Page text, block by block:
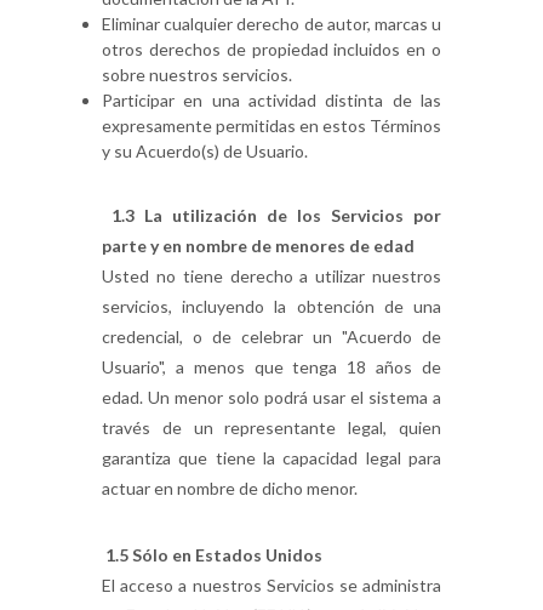
Eliminar cualquier derecho de autor, marcas u
otros derechos de propiedad incluidos en o
sobre nuestros servicios.
Participar en una actividad distinta de las
expresamente permitidas en estos Términos
y su Acuerdo(s) de Usuario.
1.3 La utilización de los Servicios por
parte y en nombre de menores de edad
Usted no tiene derecho a utilizar nuestros
servicios, incluyendo la obtención de una
credencial, o de celebrar un "Acuerdo de
Usuario", a menos que tenga 18 años de
edad. Un menor solo podrá usar el sistema a
través de un representante legal, quien
garantiza que tiene la capacidad legal para
actuar en nombre de dicho menor.
1.5 Sólo en Estados Unidos
El acceso a nuestros Servicios se administra